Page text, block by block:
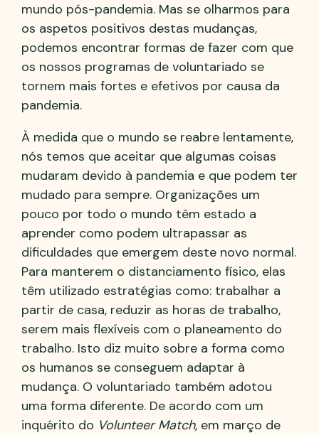
mundo pós-pandemia. Mas se olharmos para
os aspetos positivos destas mudanças,
podemos encontrar formas de fazer com que
os nossos programas de voluntariado se
tornem mais fortes e efetivos por causa da
pandemia.
À medida que o mundo se reabre lentamente,
nós temos que aceitar que algumas coisas
mudaram devido à pandemia e que podem ter
mudado para sempre. Organizações um
pouco por todo o mundo têm estado a
aprender como podem ultrapassar as
dificuldades que emergem deste novo normal.
Para manterem o distanciamento físico, elas
têm utilizado estratégias como: trabalhar a
partir de casa, reduzir as horas de trabalho,
serem mais flexíveis com o planeamento do
trabalho. Isto diz muito sobre a forma como
os humanos se conseguem adaptar à
mudança. O voluntariado também adotou
uma forma diferente. De acordo com um
inquérito do Volunteer Match, em março de